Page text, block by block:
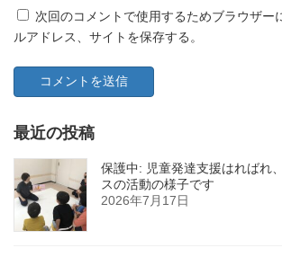
次回のコメントで使用するためブラウザー
ルアドレス、サイトを保存する。
最近の投稿
保護中: 児童発達支援はればれ
スの活動の様子です
2026年7月17日